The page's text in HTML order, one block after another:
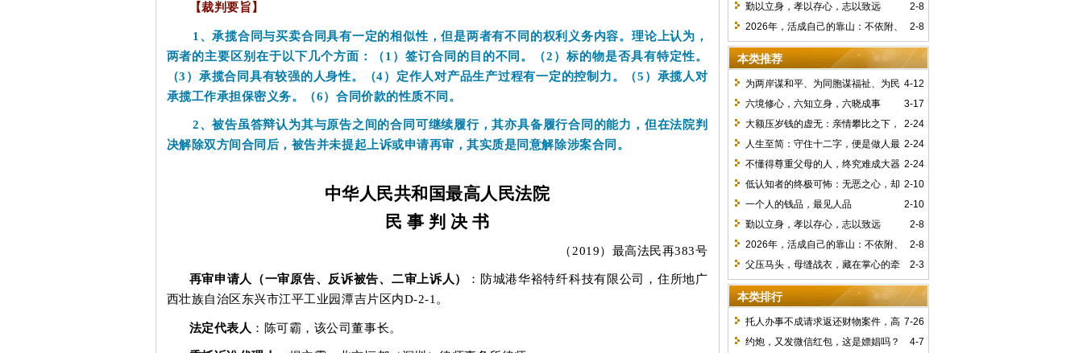
【裁判要旨】
1 、承揽合同与买卖合同具有一定的相似性，但是两者有不同的权利义务内容。理论上认为，
两者的主要区别在于以下几个方面：（1 ）签订合同的目的不同。（2 ）标的物是否具有特定性。
（3 ）承揽合同具有较强的人身性。（4）定作人对产品生产过程有一定的控制力。（5 ）承揽人对
承揽工作承担保密义务。（6）合同价款的性质不同。
2、被告虽答辩认为其与原告之间的合同可继续履行，其亦具备履行合同的能力，但在法院判
决解除双方间合同后，被告并未提起上诉或申请再审，其实质是同意解除涉案合同。
中华人民共和国最高人民法院
民 事 判 决 书
（ 2019）最高法民再383号
再审申请人（一审原告、反诉被告、二审上诉人）
：防城港华裕特纤科技有限公司，住所地广
西壮族自治区东兴市江平工业园潭吉片区内D-2-1 。
法定代表人 ：陈可霸，该公司董事长。
2-8
勤以立身，孝以存心，志以致远
2-8
2026年，活成自己的靠山：不依附、
不将就、有底气
本类推荐
4-12
为两岸谋和平、为同胞谋福祉、为民
族谋复兴 ——读习近平总书记会见中国国
民党主席郑丽文重要讲话有感
3-17
六境修心，六知立身，六晓成事
2-24
大额压岁钱的虚无：亲情攀比之下，
毁了孩子，何来意义？
2-24
人生至简：守住十二字，便是做人最
高境界
2-24
不懂得尊重父母的人，终究难成大器
2-10
低认知者的终极可怖：无恶之心，却
有毁人之能
2-10
一个人的钱品，最见人品
2-8
勤以立身，孝以存心，志以致远
2-8
2026年，活成自己的靠山：不依附、
不将就、有底气
2-3
父压马头，母缝战衣，藏在掌心的牵
挂从未松手
本类排行
7-26
托人办事不成请求返还财物案件，高
级法院28个裁判观点
4-7
约炮，又发微信红包，这是嫖娼吗？